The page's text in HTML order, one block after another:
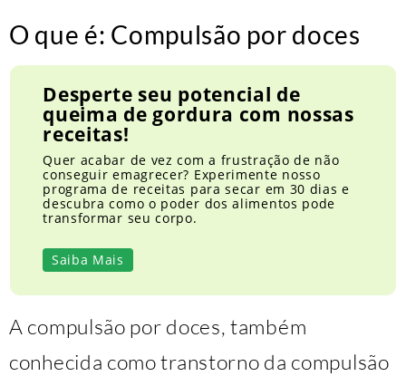
O que é: Compulsão por doces
Desperte seu potencial de
queima de gordura com nossas
receitas!
Quer acabar de vez com a frustração de não
conseguir emagrecer? Experimente nosso
programa de receitas para secar em 30 dias e
descubra como o poder dos alimentos pode
transformar seu corpo.
Saiba Mais
A compulsão por doces, também
conhecida como transtorno da compulsão